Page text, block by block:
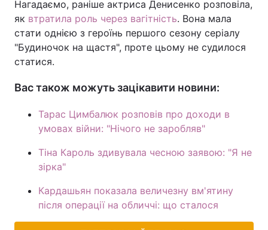
Нагадаємо, раніше актриса Денисенко розповіла,
як втратила роль через вагітність. Вона мала
стати однією з героїнь першого сезону серіалу
"Будиночок на щастя", проте цьому не судилося
статися.
Вас також можуть зацікавити новини:
Тарас Цимбалюк розповів про доходи в
умовах війни: "Нічого не заробляв"
Тіна Кароль здивувала чесною заявою: "Я не
зірка"
Кардашьян показала величезну вм'ятину
після операції на обличчі: що сталося